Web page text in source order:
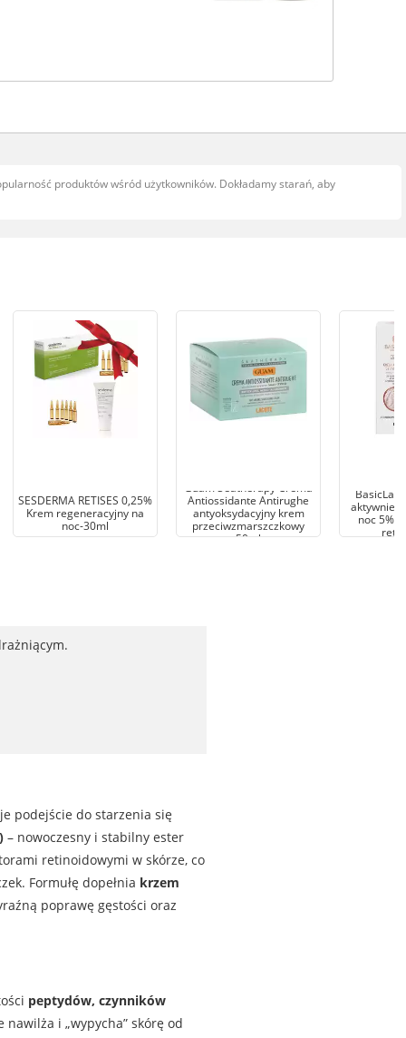
produktów wśród użytkowników. Dokładamy starań, aby
SESDERMA RETISES 0,25%
Krem regeneracyjny na
noc-30ml
Guam Seatherapy Crema
Antiossidante Antirughe
antyoksydacyjny krem
przeciwzmarszczkowy
50ml
BasicLab
aktywnie
noc 5%
podejście do starzenia się
– nowoczesny i stabilny ester
retinoidowymi w skórze, co
Formułę dopełnia krzem
poprawę gęstości oraz
peptydów, czynników
i „wypycha” skórę od